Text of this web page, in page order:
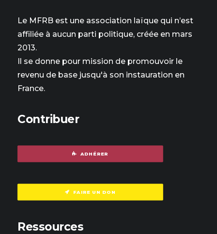
Le MFRB est une association laïque qui n’est
affiliée à aucun parti politique, créée en mars
2013.
Il se donne pour mission de promouvoir le
revenu de base jusqu'à son instauration en
France.
Contribuer
ADHÉRER
FAIRE UN DON
Ressources